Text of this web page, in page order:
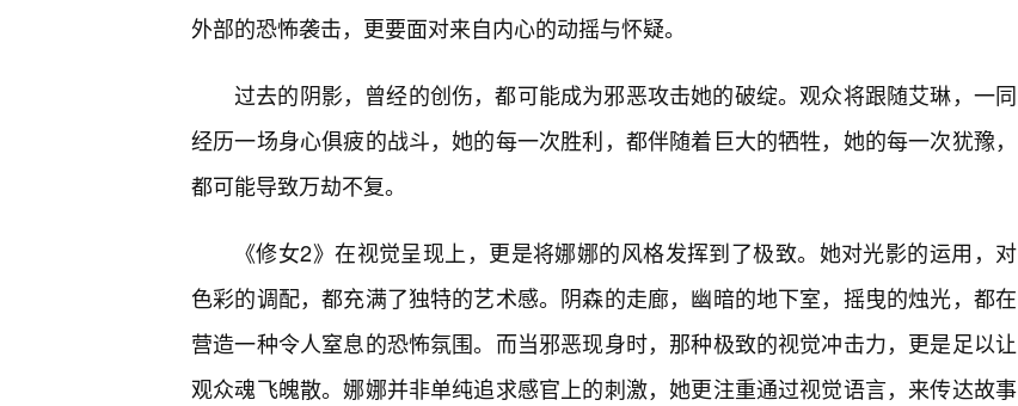
外部的恐怖袭击，更要面对来自内心的动摇与怀疑。
过去的阴影，曾经的创伤，都可能成为邪恶攻击她的破绽。观众将跟随艾琳，一同
经历一场身心俱疲的战斗，她的每一次胜利，都伴随着巨大的牺牲，她的每一次犹豫，
都可能导致万劫不复。
《修女2》在视觉呈现上，更是将娜娜的风格发挥到了极致。她对光影的运用，对
色彩的调配，都充满了独特的艺术感。阴森的走廊，幽暗的地下室，摇曳的烛光，都在
营造一种令人窒息的恐怖氛围。而当邪恶现身时，那种极致的视觉冲击力，更是足以让
观众魂飞魄散。娜娜并非单纯追求感官上的刺激，她更注重通过视觉语言，来传达故事